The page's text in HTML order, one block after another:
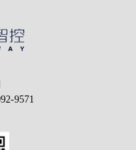
9571